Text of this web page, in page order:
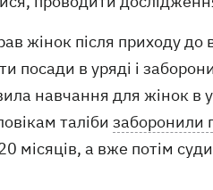
жінок після приходу до
посади в уряді і
навчання для жінок
таліби заборонили
місяців, а вже потім